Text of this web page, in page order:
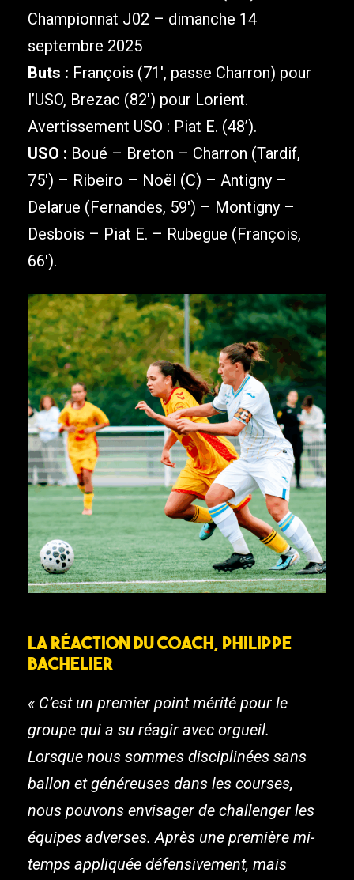
Championnat J02 – dimanche 14
septembre 2025
Buts : François (71′, passe Charron) pour
l’USO, Brezac (82′) pour Lorient.
Avertissement USO : Piat E. (48’).
USO : Boué – Breton – Charron (Tardif,
75′) – Ribeiro – Noël (C) – Antigny –
Delarue (Fernandes, 59′) – Montigny –
Desbois – Piat E. – Rubegue (François,
66′).
La réaction du coach, Philippe
Bachelier
« C’est un premier point mérité pour le
groupe qui a su réagir avec orgueil.
Lorsque nous sommes disciplinées sans
ballon et généreuses dans les courses,
nous pouvons envisager de challenger les
équipes adverses. Après une première mi-
temps appliquée défensivement, mais